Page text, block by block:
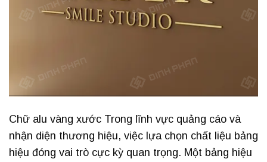
Chữ alu vàng xước Trong lĩnh vực quảng cáo và
nhận diện thương hiệu, việc lựa chọn chất liệu bảng
hiệu đóng vai trò cực kỳ quan trọng. Một bảng hiệu